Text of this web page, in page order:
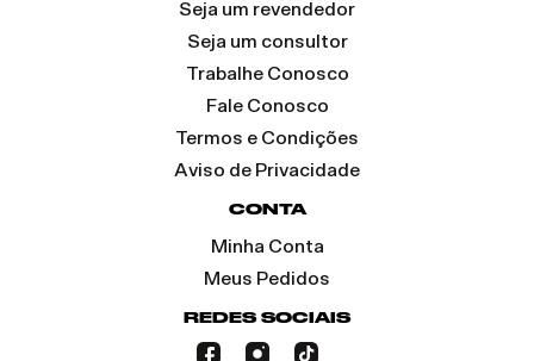
Seja um revendedor
Seja um consultor
Trabalhe Conosco
Fale Conosco
Termos e Condições
Aviso de Privacidade
CONTA
Minha Conta
Meus Pedidos
REDES SOCIAIS